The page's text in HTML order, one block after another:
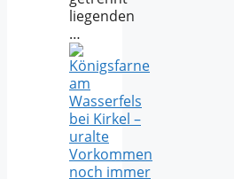
liegenden
…